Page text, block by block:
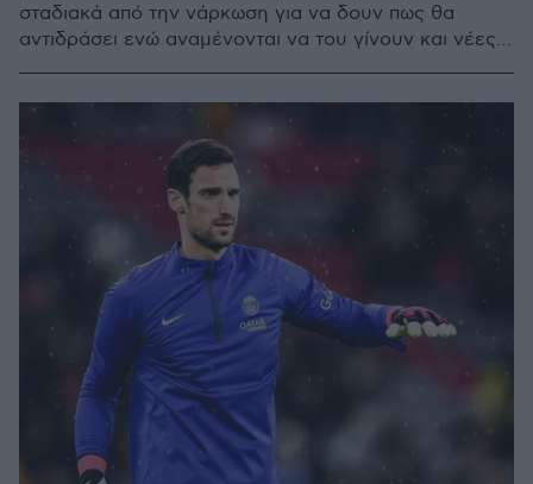
σταδιακά από την νάρκωση για να δουν πως θα
αντιδράσει ενώ αναμένονται να του γίνουν και νέες